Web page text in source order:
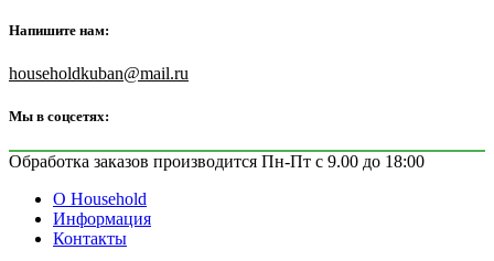
Напишите нам:
householdkuban@mail.ru
Мы в соцсетях:
Обработка заказов производится Пн-Пт с 9.00 до 18:00
О Household
Информация
Контакты